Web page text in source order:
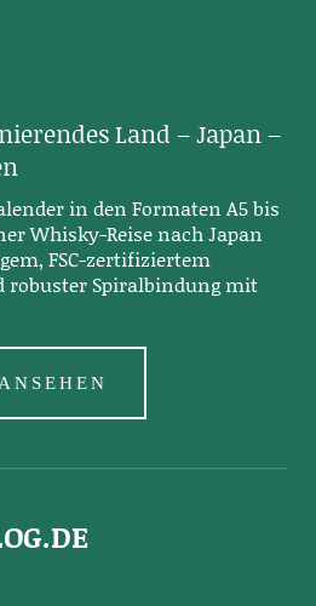
Land – Japan –
in den Formaten A5 bis
Whisky-Reise nach Japan
FSC-zertifiziertem
robuster Spiralbindung mit